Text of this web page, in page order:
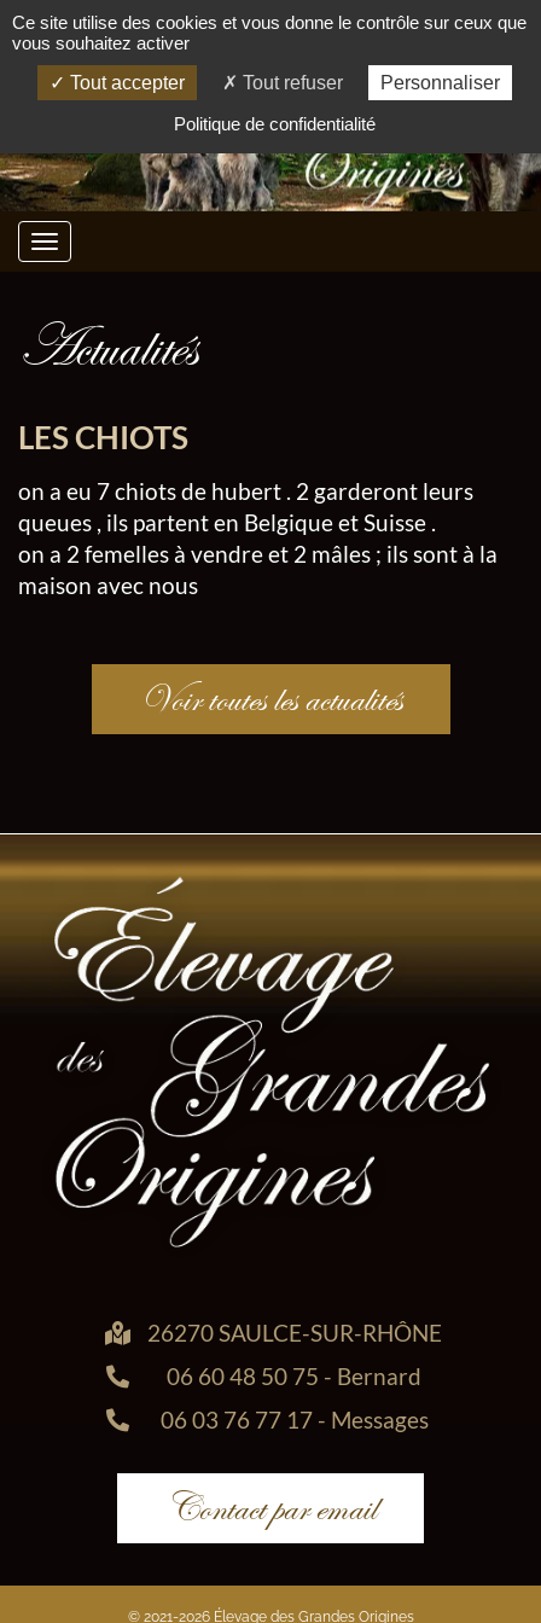
Actualités
LES CHIOTS
on a eu 7 chiots de hubert . 2 garderont leurs
queues , ils partent en Belgique et Suisse .
on a 2 femelles à vendre et 2 mâles ; ils sont à la
maison avec nous
Voir toutes les actualités
26270 SAULCE-SUR-RHÔNE
06 60 48 50 75 - Bernard
06 03 76 77 17 - Messages
Contact par email
© 2021-2026 Élevage des Grandes Origines
Ce site utilise des cookies et vous donne le contrôle sur ceux que
vous souhaitez activer
Tout accepter
Tout refuser
Personnaliser
Politique de confidentialité